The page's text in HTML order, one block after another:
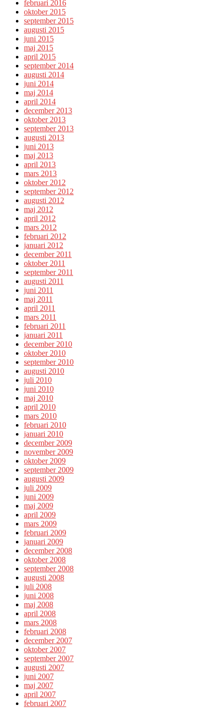
februari 2016
oktober 2015
september 2015
augusti 2015
juni 2015
maj 2015
april 2015
september 2014
augusti 2014
juni 2014
maj 2014
april 2014
december 2013
oktober 2013
september 2013
augusti 2013
juni 2013
maj 2013
april 2013
mars 2013
oktober 2012
september 2012
augusti 2012
maj 2012
april 2012
mars 2012
februari 2012
januari 2012
december 2011
oktober 2011
september 2011
augusti 2011
juni 2011
maj 2011
april 2011
mars 2011
februari 2011
januari 2011
december 2010
oktober 2010
september 2010
augusti 2010
juli 2010
juni 2010
maj 2010
april 2010
mars 2010
februari 2010
januari 2010
december 2009
november 2009
oktober 2009
september 2009
augusti 2009
juli 2009
juni 2009
maj 2009
april 2009
mars 2009
februari 2009
januari 2009
december 2008
oktober 2008
september 2008
augusti 2008
juli 2008
juni 2008
maj 2008
april 2008
mars 2008
februari 2008
december 2007
oktober 2007
september 2007
augusti 2007
juni 2007
maj 2007
april 2007
februari 2007